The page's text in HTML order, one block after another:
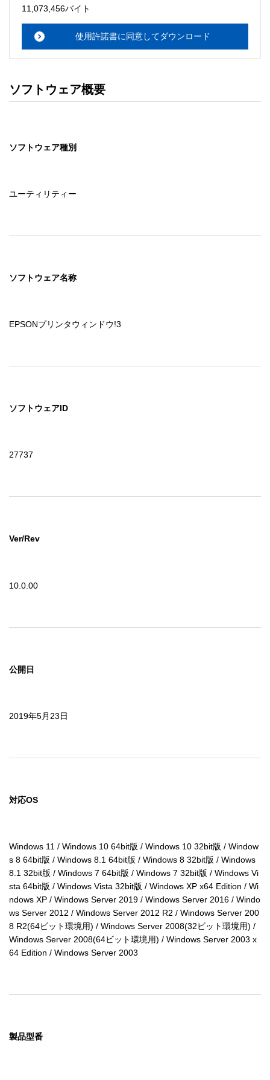
・本サーバでは、ユーザーサポートは行いません。搭載ソ
メーションセンターまでお願い
ルをお読み下さい。
ソフトウェアの保証範囲
・ソフトウェアのダウンロード・導入はお客様の責任にお
セイコーエプソン株式会社に帰属します。
11,073,456バイト
使用許諾書に同意してダウンロード
ソフトウェア概要
ソフトウェア種別
ユーティリティー
ソフトウェア名称
EPSONプリンタウィンドウ!3
ソフトウェアID
27737
Ver/Rev
10.0.00
公開日
2019年5月23日
対応OS
Windows 11 / Windows 10 64bit版 / Windows 10 32bit版 / Window
s 8 64bit版 / Windows 8.1 64bit版 / Windows 8 32bit版 / Windows
8.1 32bit版 / Windows 7 64bit版 / Windows 7 32bit版 / Windows Vi
sta 64bit版 / Windows Vista 32bit版 / Windows XP x64 Edition / Wi
ndows XP / Windows Server 2019 / Windows Server 2016 / Windo
ws Server 2012 / Windows Server 2012 R2 / Windows Server 200
8 R2(64ビット環境用) / Windows Server 2008(32ビット環境用) /
Windows Server 2008(64ビット環境用) / Windows Server 2003 x
64 Edition / Windows Server 2003
製品型番